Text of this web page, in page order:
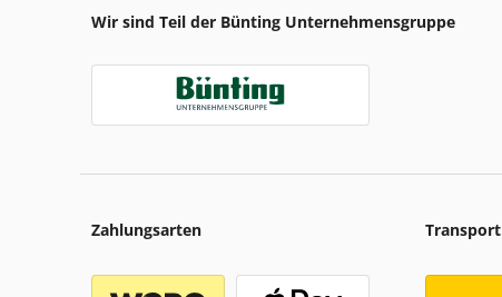
Wir sind Teil der Bünting Unternehmensgruppe
Zahlungsarten Transport